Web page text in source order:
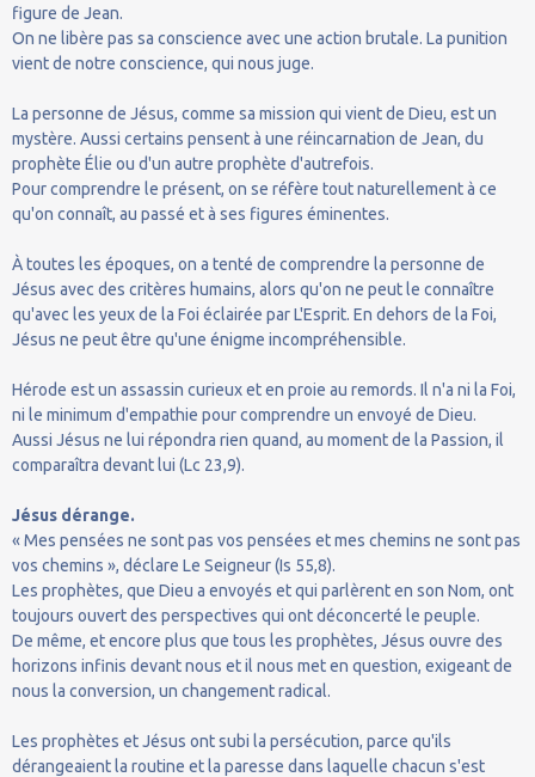
figure de Jean.
On ne libère pas sa conscience avec une action brutale. La punition
vient de notre conscience, qui nous juge.
La personne de Jésus, comme sa mission qui vient de Dieu, est un
mystère. Aussi certains pensent à une réincarnation de Jean, du
prophète Élie ou d'un autre prophète d'autrefois.
Pour comprendre le présent, on se réfère tout naturellement à ce
qu'on connaît, au passé et à ses figures éminentes.
À toutes les époques, on a tenté de comprendre la personne de
Jésus avec des critères humains, alors qu'on ne peut le connaître
qu'avec les yeux de la Foi éclairée par L'Esprit. En dehors de la Foi,
Jésus ne peut être qu'une énigme incompréhensible.
Hérode est un assassin curieux et en proie au remords. Il n'a ni la Foi,
ni le minimum d'empathie pour comprendre un envoyé de Dieu.
Aussi Jésus ne lui répondra rien quand, au moment de la Passion, il
comparaîtra devant lui (Lc 23,9).
Jésus dérange.
« Mes pensées ne sont pas vos pensées et mes chemins ne sont pas
vos chemins », déclare Le Seigneur (Is 55,8).
Les prophètes, que Dieu a envoyés et qui parlèrent en son Nom, ont
toujours ouvert des perspectives qui ont déconcerté le peuple.
De même, et encore plus que tous les prophètes, Jésus ouvre des
horizons infinis devant nous et il nous met en question, exigeant de
nous la conversion, un changement radical.
Les prophètes et Jésus ont subi la persécution, parce qu'ils
dérangeaient la routine et la paresse dans laquelle chacun s'est